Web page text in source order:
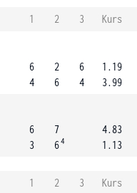
1 2 3
Kurs
6
4
2
6
6
4
1.19
3.99
6
3
7
64
4.83
1.13
1 2 3
Kurs